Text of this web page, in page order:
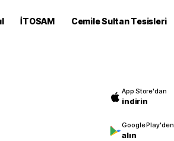
İTOSAM Cemile Sultan Tesisleri
App Store'dan
indirin
Google Play'den
alın